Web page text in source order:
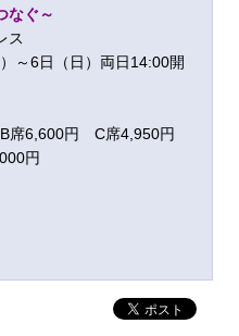
なぐ～
ス
～6日（日）両日14:00開
6,600円 C席4,950円
円